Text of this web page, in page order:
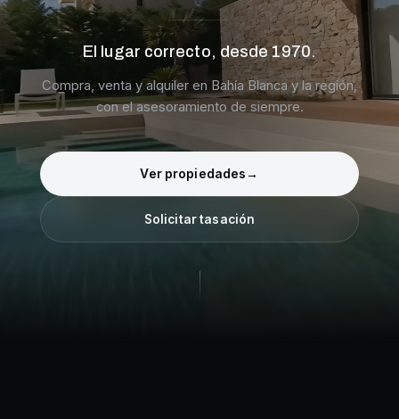
El lugar correcto, desde 1970.
Compra, venta y alquiler en Bahía Blanca y la región,
con el asesoramiento de siempre.
Ver propiedades→
Solicitar tasación